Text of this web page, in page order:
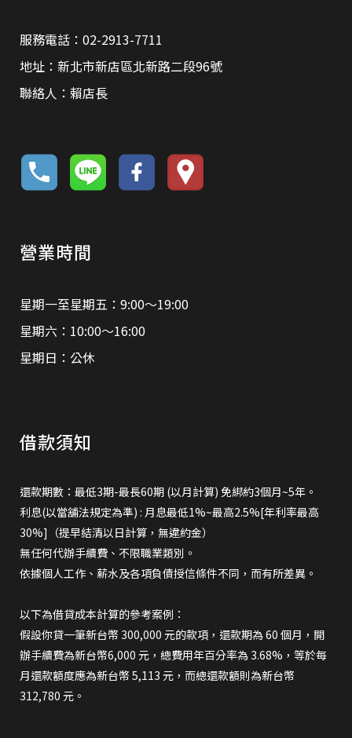
服務電話：02-2913-7711
地址：新北市新店區北新路二段96號
聯絡人：賴店長
營業時間
星期一至星期五：9:00～19:00
星期六：10:00～16:00
星期日：公休
借款須知
還款期數：最低3期-最長60期 (以月計算) 免綁約3個月~5年。
利息(以當舖法規定為準) : 月息最低1%~最高2.5%[年利率最高
30%]（提早結清以日計算，無違約金）
無任何代辦手續費、不限職業類別。
依據個人工作、薪水及各項負債授信條件不同，而有所差異。
以下為借貸成本計算的參考案例：
假設你貸一筆新台幣 300,000 元的款項，還款期為 60 個月，開
辦手續費為新台幣6,000 元，總費用年百分率為 3.68%，等於每
月還款額度應為新台幣 5,113 元，而總還款額則為新台幣
312,780 元。